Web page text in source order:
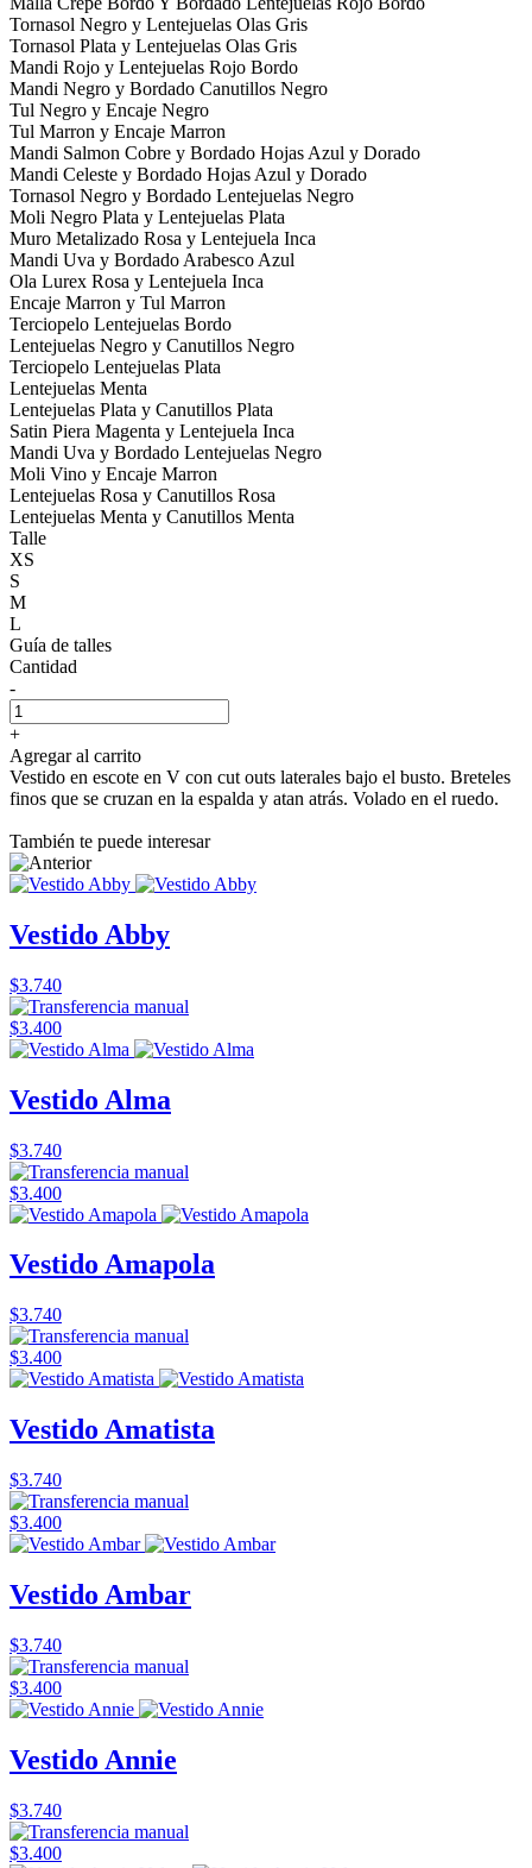
Tornasol Negro y Lentejuelas Olas Gris
Tornasol Plata y Lentejuelas Olas Gris
Mandi Rojo y Lentejuelas Rojo Bordo
Mandi Negro y Bordado Canutillos Negro
Tul Negro y Encaje Negro
Tul Marron y Encaje Marron
Mandi Salmon Cobre y Bordado Hojas Azul y Dorado
Mandi Celeste y Bordado Hojas Azul y Dorado
Tornasol Negro y Bordado Lentejuelas Negro
Moli Negro Plata y Lentejuelas Plata
Muro Metalizado Rosa y Lentejuela Inca
Mandi Uva y Bordado Arabesco Azul
Ola Lurex Rosa y Lentejuela Inca
Encaje Marron y Tul Marron
Terciopelo Lentejuelas Bordo
Lentejuelas Negro y Canutillos Negro
Terciopelo Lentejuelas Plata
Lentejuelas Menta
Lentejuelas Plata y Canutillos Plata
Satin Piera Magenta y Lentejuela Inca
Mandi Uva y Bordado Lentejuelas Negro
Moli Vino y Encaje Marron
Lentejuelas Rosa y Canutillos Rosa
Lentejuelas Menta y Canutillos Menta
Talle
XS
S
M
L
Guía de talles
Cantidad
-
+
Agregar al carrito
Vestido en escote en V con cut outs laterales bajo el busto. Breteles
finos que se cruzan en la espalda y atan atrás. Volado en el ruedo.
También te puede interesar
Vestido Abby
$3.740
$3.400
Vestido Alma
$3.740
$3.400
Vestido Amapola
$3.740
$3.400
Vestido Amatista
$3.740
$3.400
Vestido Ambar
$3.740
$3.400
Vestido Annie
$3.740
$3.400